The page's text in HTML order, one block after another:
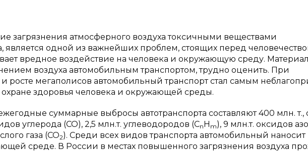
загрязнения атмосферного воздуха токсичными веществами
является одной из важнейших проблем, стоящих перед
вредное воздействие на человека и окружающую среду.
воздуха автомобильным транспортом, трудно оценить. При
росте мегаполисов автомобильный транспорт стал самым
здоровья человека и окружающей среды.
суммарные выбросы автотранспорта составляют 400 млн. т.,
углерода (СО), 2,5 млн.т. углеводородов (СnН m), 9 млн.т. оксидов
газа (СО2). Среди всех видов транспорта автомобильный наносит
среде. В России в местах повышенного загрязнения воздуха